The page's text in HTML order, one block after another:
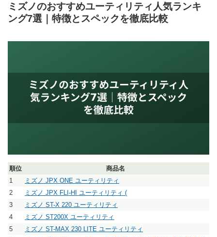
ミズノのおすすめユーティリティ人気ランキ
ング7選｜特徴とスペックを徹底比較
順位
商品名
1
ミズノ JPX ONE ユーティリティ
2
ミズノ JPX FLI-HI ユーティリティ (
3
ミズノ ST-X 220 ユーティリティ
4
ミズノ ST200X ユーティリティ
5
ミズノ ST-MAX 230 LITE ユーティリティ